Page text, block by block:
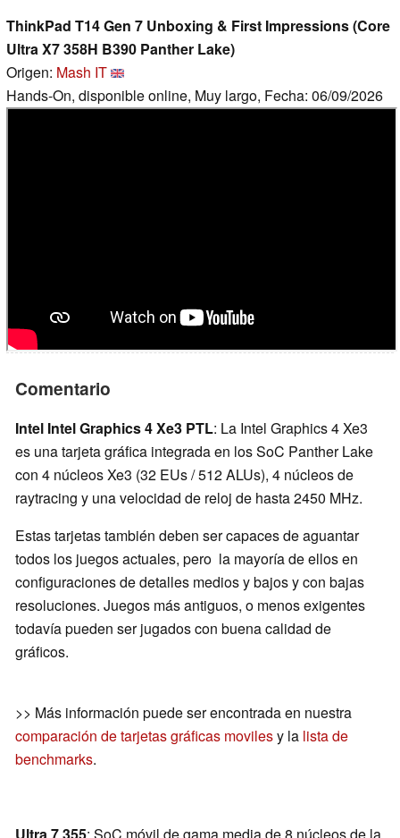
ThinkPad T14 Gen 7 Unboxing & First Impressions (Core
Ultra X7 358H B390 Panther Lake)
Origen: Mash IT
Hands-On, disponible online, Muy largo, Fecha: 06/09/2026
Comentario
Intel Intel Graphics 4 Xe3 PTL: La Intel Graphics 4 Xe3
es una tarjeta gráfica integrada en los SoC Panther Lake
con 4 núcleos Xe3 (32 EUs / 512 ALUs), 4 núcleos de
raytracing y una velocidad de reloj de hasta 2450 MHz.
Estas tarjetas también deben ser capaces de aguantar
todos los juegos actuales, pero la mayoría de ellos en
configuraciones de detalles medios y bajos y con bajas
resoluciones. Juegos más antiguos, o menos exigentes
todavía pueden ser jugados con buena calidad de
gráficos.
>> Más información puede ser encontrada en nuestra
comparación de tarjetas gráficas movilesy la lista de
benchmarks.